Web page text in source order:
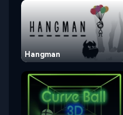
Hangman